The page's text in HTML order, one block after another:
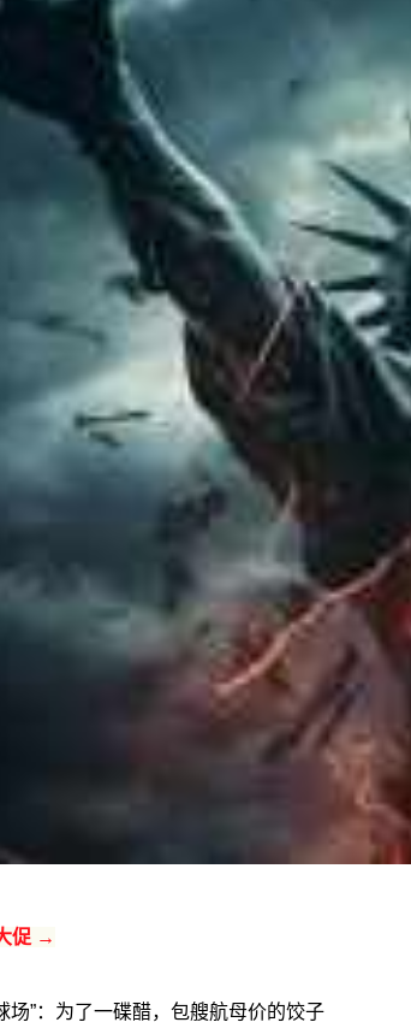
促 →
场”：为了一碟醋，包艘航母价的饺子